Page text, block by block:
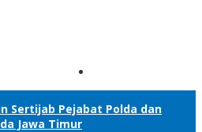
Sertijab Pejabat Polda dan
Jawa Timur